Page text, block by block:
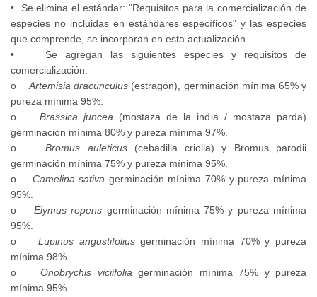
• Se elimina el estándar: "Requisitos para la comercialización de
especies no incluidas en estándares específicos" y las especies
que comprende, se incorporan en esta actualización.
• Se agregan las siguientes especies y requisitos de
comercialización:
o Artemisia dracunculus (estragón), germinación mínima 65% y
pureza mínima 95%.
o
Brassica juncea (mostaza de la india / mostaza parda)
germinación mínima 80% y pureza mínima 97%.
o
Bromus auleticus(cebadilla criolla) y Bromus parodii
germinación mínima 75% y pureza mínima 95%.
o Camelina sativa germinación mínima 70% y pureza mínima
95%.
o
Elymus repens germinación mínima 75% y pureza mínima
95%.
o Lupinus angustifoliusgerminación mínima 70% y pureza
mínima 98%.
o Onobrychis viciifolia germinación mínima 75% y pureza
mínima 95%.